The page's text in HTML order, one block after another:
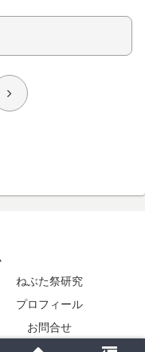
次
ねぶた祭研究
プロフィール
お問合せ